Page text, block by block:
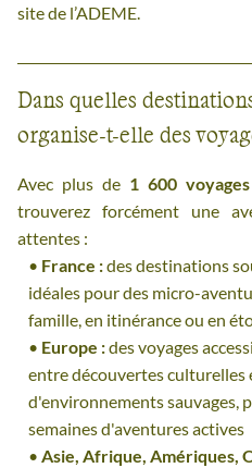
site de l’ADEME.
Dans quelles
organise-t-elle des
Avec plus de 1 600 voyages
trouverez forcément une
attentes :
France :des destinations
idéales pour des micro-
famille, en itinérance ou en
Europe :des voyages
entre découvertes culturelles
d'environnements sauvages,
semaines d'aventures actives
Asie, Afrique, Amériques,